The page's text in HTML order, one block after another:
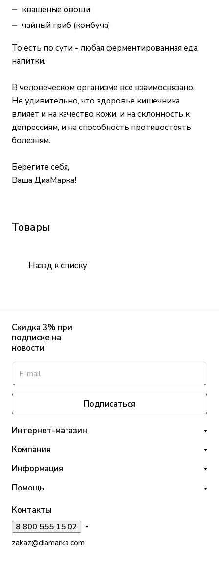
квашеные овощи
чайный гриб (комбуча)
То есть по сути - любая ферментированная еда,
напитки.
В человеческом организме все взаимосвязано.
Не удивительно, что здоровье кишечника
влияет и на качество кожи, и на склонность к
депрессиям, и на способность противостоять
болезням.
Берегите себя,
Ваша ДиаМарка!
Товары
Назад к списку
Скидка 3% при
подписке на
новости
Подписаться
Интернет-магазин
Компания
Информация
Помощь
Контакты
8 800 555 15 02
zakaz@diamarka.com